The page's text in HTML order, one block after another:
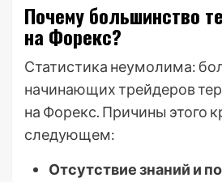
Почему большинство
на Форекс?
Статистика неумолима:
начинающих трейдеров
на Форекс. Причины этого
следующем:
Отсутствие знаний и